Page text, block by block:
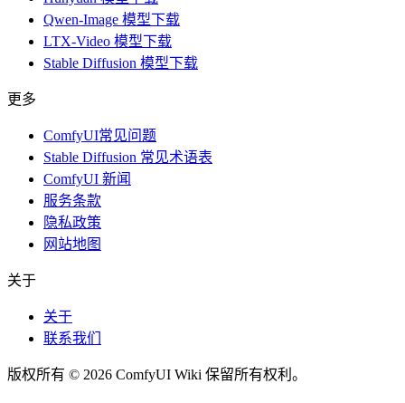
Qwen-Image 模型下载
LTX-Video 模型下载
Stable Diffusion 模型下载
更多
ComfyUI常见问题
Stable Diffusion 常见术语表
ComfyUI 新闻
服务条款
隐私政策
网站地图
关于
关于
联系我们
版权所有 © 2026 ComfyUI Wiki 保留所有权利。